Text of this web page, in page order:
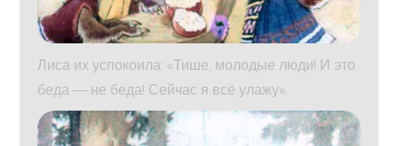
Лиса их успокоила: «Тише, молодые люди! И это
беда — не беда! Сейчас я всё улажу».